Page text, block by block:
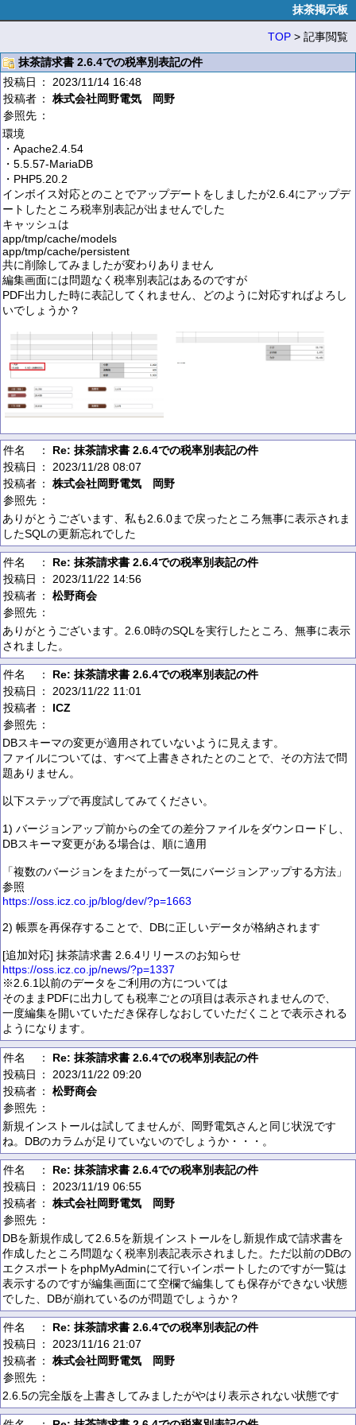
抹茶掲示板
TOP > 記事閲覧
抹茶請求書 2.6.4での税率別表記の件
投稿日
： 2023/11/14 16:48
投稿者 ： 株式会社岡野電気 岡野
参照先 ：
環境
・Apache2.4.54
・5.5.57-MariaDB
・PHP5.20.2
インボイス対応とのことでアップデートをしましたが2.6.4にアップデ
ートしたところ税率別表記が出ませんでした
キャッシュは
app/tmp/cache/models
app/tmp/cache/persistent
共に削除してみましたが変わりありません
編集画面には問題なく税率別表記はあるのですが
PDF出力した時に表記してくれません、どのように対応すればよろし
いでしょうか？
件名 ： Re: 抹茶請求書 2.6.4での税率別表記の件
投稿日
： 2023/11/28 08:07
投稿者 ： 株式会社岡野電気 岡野
参照先 ：
ありがとうございます、私も2.6.0まで戻ったところ無事に表示されま
したSQLの更新忘れでした
件名 ： Re: 抹茶請求書 2.6.4での税率別表記の件
投稿日
： 2023/11/22 14:56
投稿者 ： 松野商会
参照先 ：
ありがとうございます。2.6.0時のSQLを実行したところ、無事に表示
されました。
件名 ： Re: 抹茶請求書 2.6.4での税率別表記の件
投稿日
： 2023/11/22 11:01
投稿者 ： ICZ
参照先 ：
DBスキーマの変更が適用されていないように見えます。
ファイルについては、すべて上書きされたとのことで、その方法で問
題ありません。
以下ステップで再度試してみてください。
1) バージョンアップ前からの全ての差分ファイルをダウンロードし、
DBスキーマ変更がある場合は、順に適用
「複数のバージョンをまたがって一気にバージョンアップする方法」
参照
https://oss.icz.co.jp/blog/dev/?p=1663
2) 帳票を再保存することで、DBに正しいデータが格納されます
[追加対応] 抹茶請求書 2.6.4リリースのお知らせ
https://oss.icz.co.jp/news/?p=1337
※2.6.1以前のデータをご利用の方については
そのままPDFに出力しても税率ごとの項目は表示されませんので、
一度編集を開いていただき保存しなおしていただくことで表示される
ようになります。
件名 ： Re: 抹茶請求書 2.6.4での税率別表記の件
投稿日
： 2023/11/22 09:20
投稿者 ： 松野商会
参照先 ：
新規インストールは試してませんが、岡野電気さんと同じ状況です
ね。DBのカラムが足りていないのでしょうか・・・。
件名 ： Re: 抹茶請求書 2.6.4での税率別表記の件
投稿日
： 2023/11/19 06:55
投稿者 ： 株式会社岡野電気 岡野
参照先 ：
DBを新規作成して2.6.5を新規インストールをし新規作成で請求書を
作成したところ問題なく税率別表記表示されました。ただ以前のDBの
エクスポートをphpMyAdminにて行いインポートしたのですが一覧は
表示するのですが編集画面にて空欄で編集しても保存ができない状態
でした、DBが崩れているのが問題でしょうか？
件名 ： Re: 抹茶請求書 2.6.4での税率別表記の件
投稿日
： 2023/11/16 21:07
投稿者 ： 株式会社岡野電気 岡野
参照先 ：
2.6.5の完全版を上書きしてみましたがやはり表示されない状態です